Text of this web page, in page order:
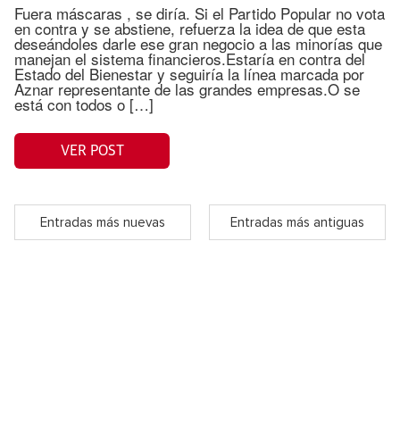
Fuera máscaras , se diría. Si el Partido Popular no vota
en contra y se abstiene, refuerza la idea de que esta
deseándoles darle ese gran negocio a las minorías que
manejan el sistema financieros.Estaría en contra del
Estado del Bienestar y seguiría la línea marcada por
Aznar representante de las grandes empresas.O se
está con todos o […]
VER POST
Entradas más nuevas Entradas más antiguas